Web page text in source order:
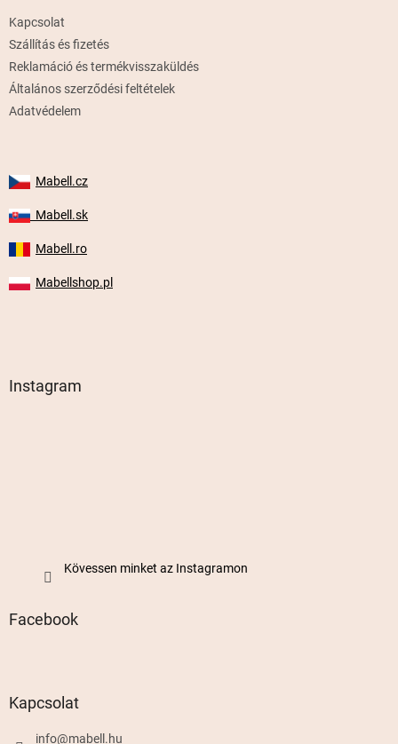
Kapcsolat
Szállítás és fizetés
Reklamáció és termékvisszaküldés
Általános szerződési feltételek
Adatvédelem
Mabell.cz
Mabell.sk
Mabell.ro
Mabellshop.pl
Instagram
Kövessen minket az Instagramon
Facebook
Kapcsolat
info@mabell.hu